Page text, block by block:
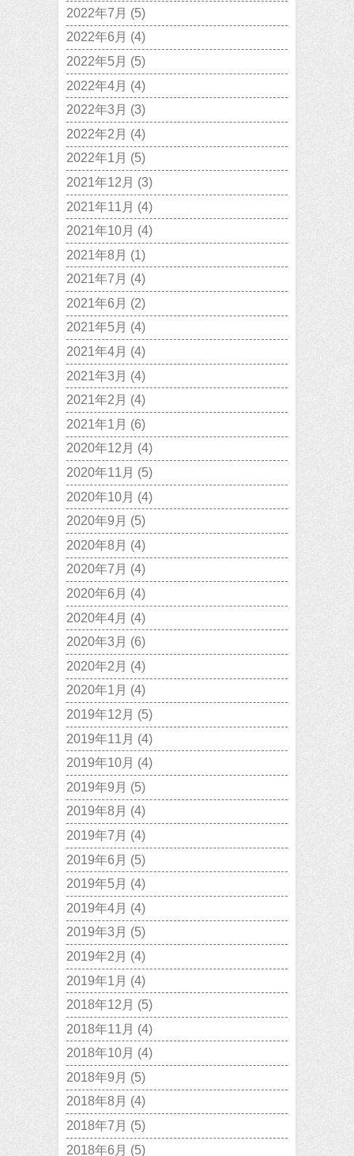
2022年7月 (5)
2022年6月 (4)
2022年5月 (5)
2022年4月 (4)
2022年3月 (3)
2022年2月 (4)
2022年1月 (5)
2021年12月 (3)
2021年11月 (4)
2021年10月 (4)
2021年8月 (1)
2021年7月 (4)
2021年6月 (2)
2021年5月 (4)
2021年4月 (4)
2021年3月 (4)
2021年2月 (4)
2021年1月 (6)
2020年12月 (4)
2020年11月 (5)
2020年10月 (4)
2020年9月 (5)
2020年8月 (4)
2020年7月 (4)
2020年6月 (4)
2020年4月 (4)
2020年3月 (6)
2020年2月 (4)
2020年1月 (4)
2019年12月 (5)
2019年11月 (4)
2019年10月 (4)
2019年9月 (5)
2019年8月 (4)
2019年7月 (4)
2019年6月 (5)
2019年5月 (4)
2019年4月 (4)
2019年3月 (5)
2019年2月 (4)
2019年1月 (4)
2018年12月 (5)
2018年11月 (4)
2018年10月 (4)
2018年9月 (5)
2018年8月 (4)
2018年7月 (5)
2018年6月 (5)